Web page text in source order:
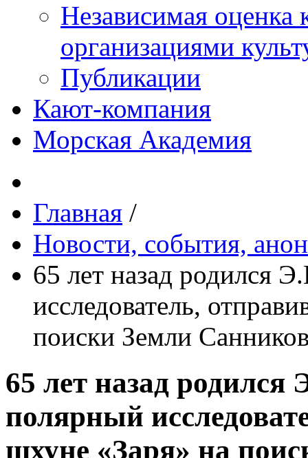
Независимая оценка
организациями
Публикации
Кают-компания
Морская Академия
Главная /
Новости, события,
65 лет назад родился
исследователь,
поиски Земли
65 лет назад родился
полярный
шхуне «Заря» на